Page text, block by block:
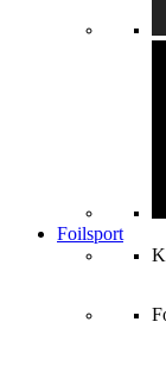
Foilsport